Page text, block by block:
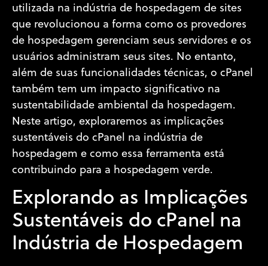
utilizada na indústria de hospedagem de sites
que revolucionou a forma como os provedores
de hospedagem gerenciam seus servidores e os
usuários administram seus sites. No entanto,
além de suas funcionalidades técnicas, o cPanel
também tem um impacto significativo na
sustentabilidade ambiental da hospedagem.
Neste artigo, exploraremos as implicações
sustentáveis do cPanel na indústria de
hospedagem e como essa ferramenta está
contribuindo para a hospedagem verde.
Explorando as Implicações
Sustentáveis do cPanel na
Indústria de Hospedagem